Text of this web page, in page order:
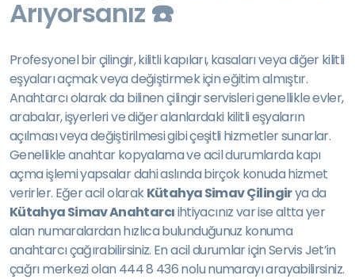
Arıyorsanız ☎️
Profesyonel bir çilingir, kilitli kapıları, kasaları veya diğer kilitli
eşyaları açmak veya değiştirmek için eğitim almıştır.
Anahtarcı olarak da bilinen çilingir servisleri genellikle evler,
arabalar, işyerleri ve diğer alanlardaki kilitli eşyaların
açılması veya değiştirilmesi gibi çeşitli hizmetler sunarlar.
Genellikle anahtar kopyalama ve acil durumlarda kapı
açma işlemi yapsalar dahi aslında birçok konuda hizmet
verirler. Eğer acil olarakKütahya Simav Çilingirya da
Kütahya Simav Anahtarcıihtiyacınız var ise altta yer
alan numaralardan hızlıca bulunduğunuz konuma
anahtarcı çağırabilirsiniz. En acil durumlar için Servis Jet’in
çağrı merkezi olan 444 8 436 nolu numarayı arayabilirsiniz.